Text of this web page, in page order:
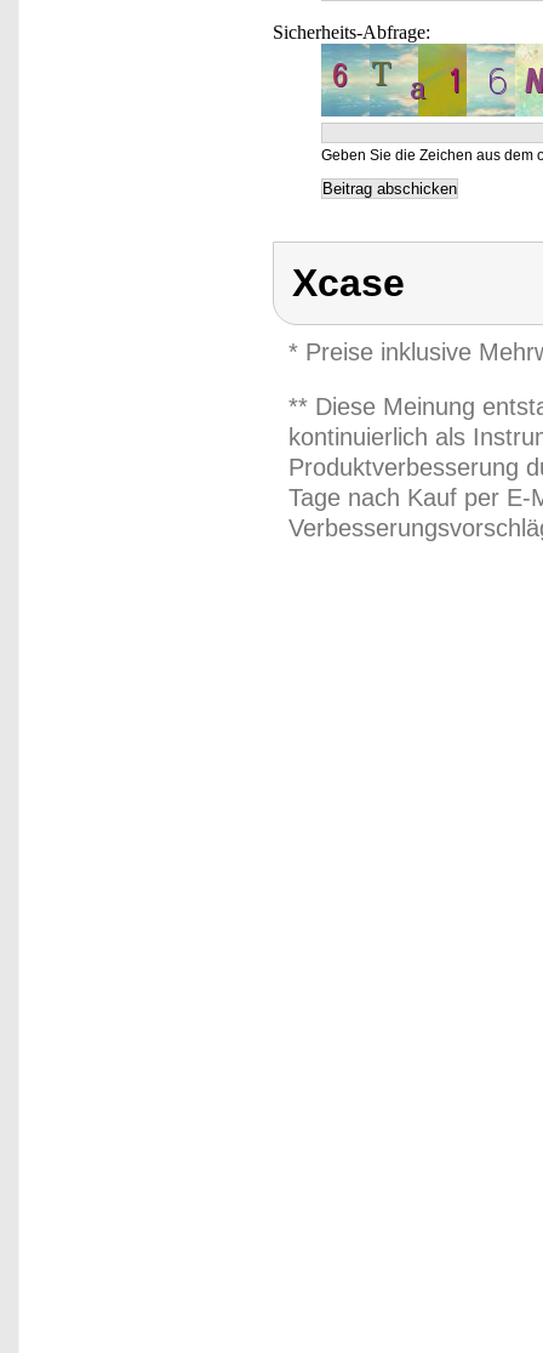
Sicherheits-Abfrage:
Geben Sie die Zeichen aus dem
Xcase
* Preise inklusive
** Diese Meinung
kontinuierlich als
Produktverbesserung
Tage nach Kauf per E-